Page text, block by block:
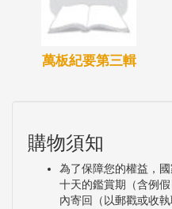
萬板紀要第三輯
購物須知
為了保障您的權益，
十天的鑑賞期（含例
內寄回（以郵戳或收